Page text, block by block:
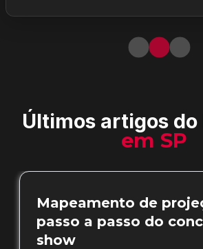
Últimos artigos do
em SP
Mapeamento de
passo a passo do
show